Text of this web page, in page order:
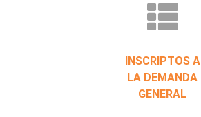
INSCRIPTOS A
LA DEMANDA
GENERAL